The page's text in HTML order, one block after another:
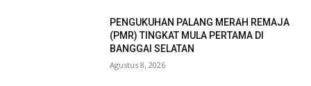
PENGUKUHAN PALANG MERAH REMAJA
(PMR) TINGKAT MULA PERTAMA DI
BANGGAI SELATAN
Agustus 8, 2026